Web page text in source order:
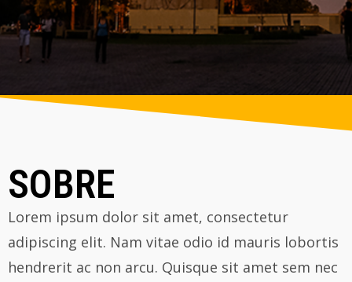
SOBRE
Lorem ipsum dolor sit amet, consectetur
adipiscing elit. Nam vitae odio id mauris lobortis
hendrerit ac non arcu. Quisque sit amet sem nec